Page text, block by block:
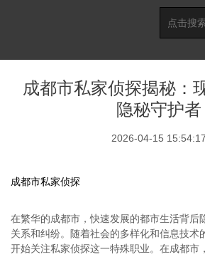
成都市私家侦探揭秘：
隐秘守护者
2026-04-15 15:54:17
成都市私家侦探
在繁华的成都市，快速发展的都市生活背后
关系和纠纷。随着社会的多样化和信息技术
开始关注私家侦探这一特殊职业。在成都市